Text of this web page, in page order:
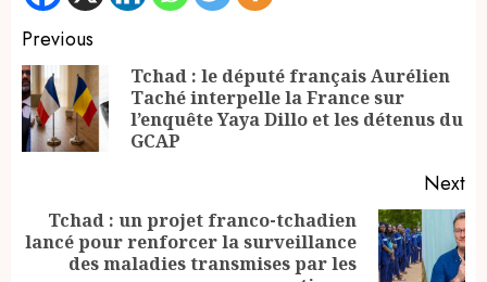
Continue
Reading
Previous
Tchad : le député français Aurélien
Taché interpelle la France sur
l’enquête Yaya Dillo et les détenus du
GCAP
Next
Next
Tchad : un projet franco-tchadien
lancé pour renforcer la surveillance
des maladies transmises par les